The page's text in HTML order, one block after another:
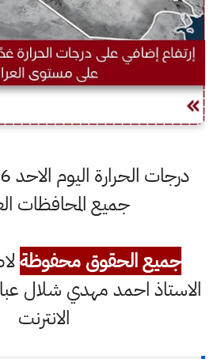
جميع المحافظات
جميع الحقوق محفوظة
الاستاذ احمد مهدي شلال
الانترنت